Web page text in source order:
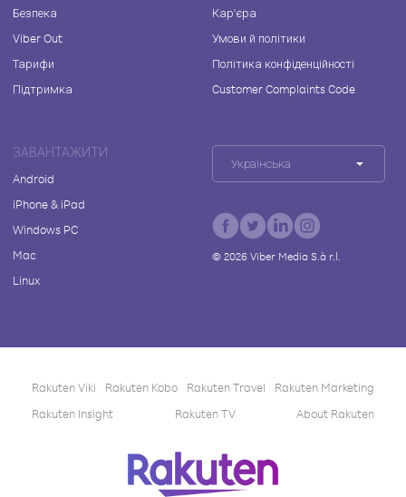
Безпека
Viber Out
Тарифи
Підтримка
Кар'єра
Умови й політики
Політика конфіденційності
Customer Complaints Code
ЗАВАНТАЖИТИ
Android
iPhone & iPad
Windows PC
Mac
Linux
Українська
© 2026Viber Media S.à r.l.
Rakuten Viki Rakuten Kobo Rakuten Travel
Rakuten Marketing
Rakuten Insight
Rakuten TV About Rakuten